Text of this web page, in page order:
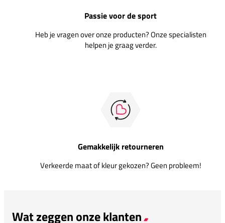
Passie voor de sport
Heb je vragen over onze producten? Onze specialisten
helpen je graag verder.
Gemakkelijk retourneren
Verkeerde maat of kleur gekozen? Geen probleem!
Wat zeggen onze klanten